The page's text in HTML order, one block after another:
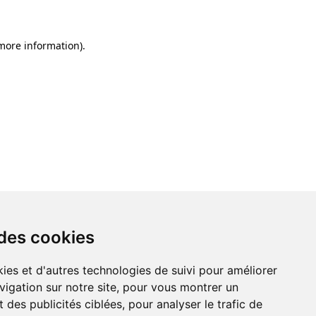
cookies
et d'autres technologies de suivi pour améliorer
sur notre site, pour vous montrer un
des publicités ciblées, pour analyser le trafic de
information).